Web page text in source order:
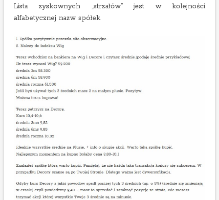
Lista zyskownych „strzałów” jest w kolejności
alfabetycznej nazw spółek.